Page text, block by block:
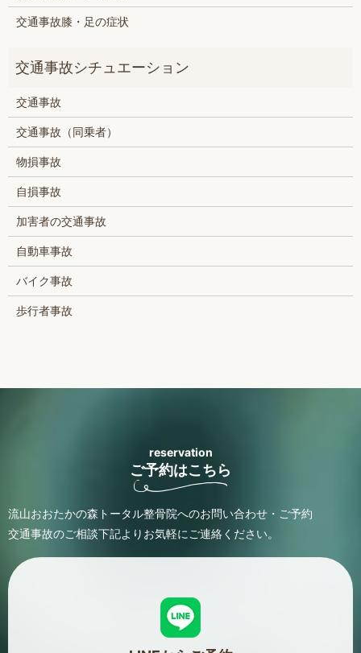
交通事故膝・足の症状
交通事故
交通事故（同乗者）
物損事故
自損事故
加害者の交通事故
自動車事故
バイク事故
歩行者事故
reservation
ご予約はこちら
流山おおたかの森トータル整骨院へのお問い合わせ・ご予約
交通事故のご相談下記よりお気軽にご連絡ください。